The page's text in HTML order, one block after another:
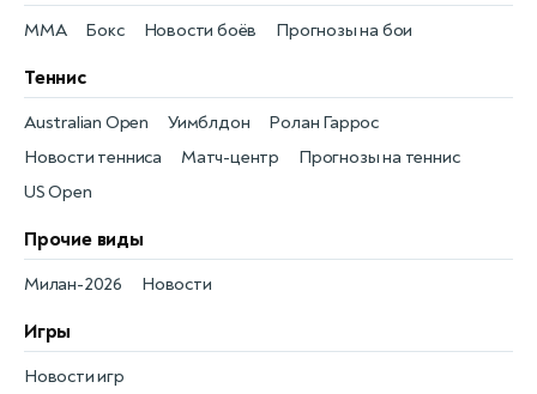
Новости боёв
MMA Прогнозы на бои
Бокс
Теннис
Новости тенниса
Australian Open
Матч-центр
Уимблдон
Прогнозы на теннис
Ролан Гаррос
US Open
Прочие виды
Новости
Милан-2026
Игры
Новости игр